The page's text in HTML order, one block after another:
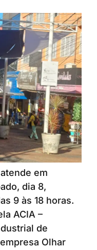
em
dia 8,
9 às 18 horas.
ACIA –
de
Olhar